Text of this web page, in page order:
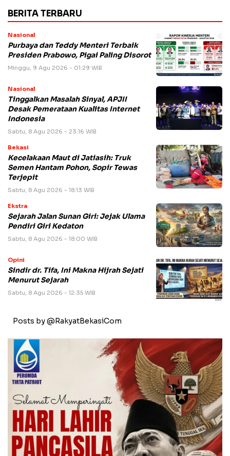
BERITA TERBARU
Nasional
Purbaya dan Teddy Menteri Terbaik
Presiden Prabowo, Pigai Paling Disorot
Minggu, 9 Agu 2026 - 01:29 WIB
Nasional
Tinggalkan Masalah Sinyal, APJII
Desak Pemerataan Kualitas Internet
Indonesia
Sabtu, 8 Agu 2026 - 23:16 WIB
Bekasi
Kecelakaan Maut di Jatiasih: Truk
Semen Hantam Pohon, Sopir Tewas
Terjepit
Sabtu, 8 Agu 2026 - 18:13 WIB
Ekstra
Sejarah Jalan Sunan Giri: Jejak Ulama
Pendiri Giri Kedaton
Sabtu, 8 Agu 2026 - 18:00 WIB
Opini
Sindir dr. Tifa, Ini Makna Hijrah Sejati
Menurut Sejarah
Sabtu, 8 Agu 2026 - 12:35 WIB
Posts by @RakyatBekasiCom